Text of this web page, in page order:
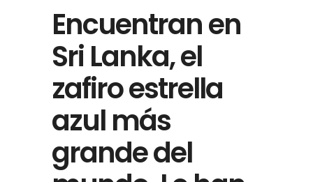
Encuentran en
Sri Lanka, el
zafiro estrella
azul más
grande del